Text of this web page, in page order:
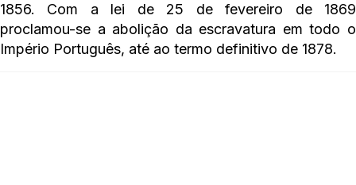
1856. Com a lei de 25 de fevereiro de 1869
proclamou-se a abolição da escravatura em todo o
Império Português, até ao termo definitivo de 1878.